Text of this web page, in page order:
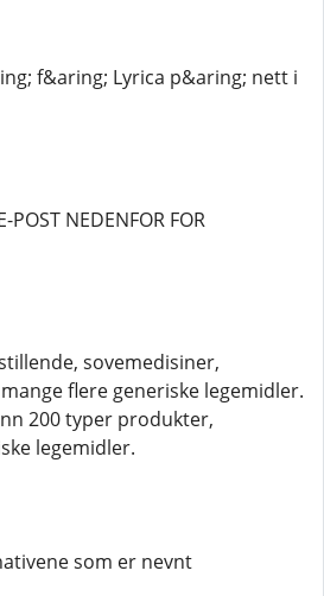
f&aring; Lyrica p&aring; nett i
NEDENFOR FOR
sovemedisiner,
flere generiske legemidler.
200 typer produkter,
legemidler.
som er nevnt